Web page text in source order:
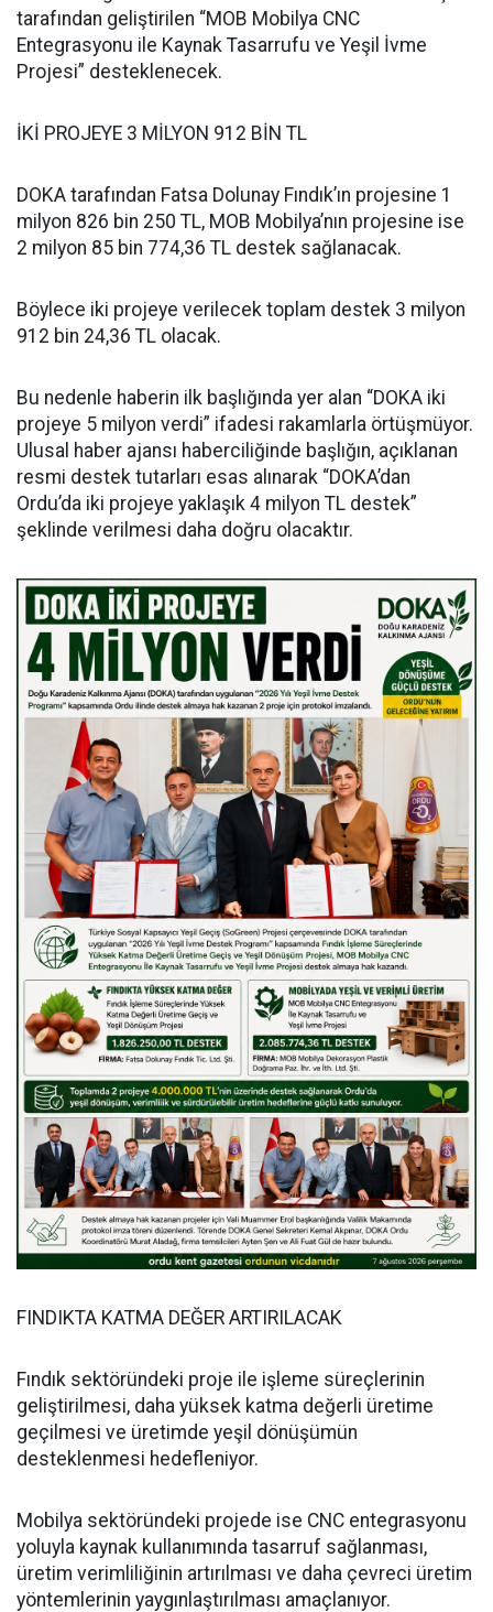
tarafından geliştirilen “MOB Mobilya CNC
Entegrasyonu ile Kaynak Tasarrufu ve Yeşil İvme
Projesi” desteklenecek.
İKİ PROJEYE 3 MİLYON 912 BİN TL
DOKA tarafından Fatsa Dolunay Fındık’ın projesine 1
milyon 826 bin 250 TL, MOB Mobilya’nın projesine ise
2 milyon 85 bin 774,36 TL destek sağlanacak.
Böylece iki projeye verilecek toplam destek 3 milyon
912 bin 24,36 TL olacak.
Bu nedenle haberin ilk başlığında yer alan “DOKA iki
projeye 5 milyon verdi” ifadesi rakamlarla örtüşmüyor.
Ulusal haber ajansı haberciliğinde başlığın, açıklanan
resmi destek tutarları esas alınarak “DOKA’dan
Ordu’da iki projeye yaklaşık 4 milyon TL destek”
şeklinde verilmesi daha doğru olacaktır.
FINDIKTA KATMA DEĞER ARTIRILACAK
Fındık sektöründeki proje ile işleme süreçlerinin
geliştirilmesi, daha yüksek katma değerli üretime
geçilmesi ve üretimde yeşil dönüşümün
desteklenmesi hedefleniyor.
Mobilya sektöründeki projede ise CNC entegrasyonu
yoluyla kaynak kullanımında tasarruf sağlanması,
üretim verimliliğinin artırılması ve daha çevreci üretim
yöntemlerinin yaygınlaştırılması amaçlanıyor.